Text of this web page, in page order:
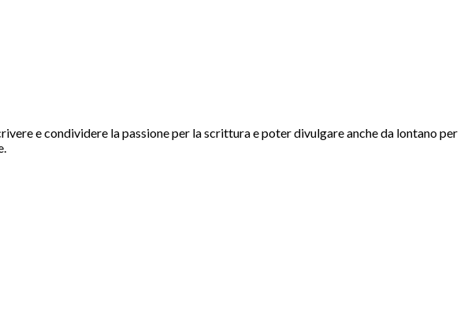
e condividere la passione per la scrittura e poter divulgare anche da lontano per